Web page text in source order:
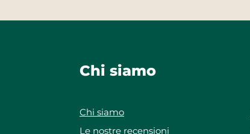
Chi siamo
Chi siamo
Le nostre recensioni